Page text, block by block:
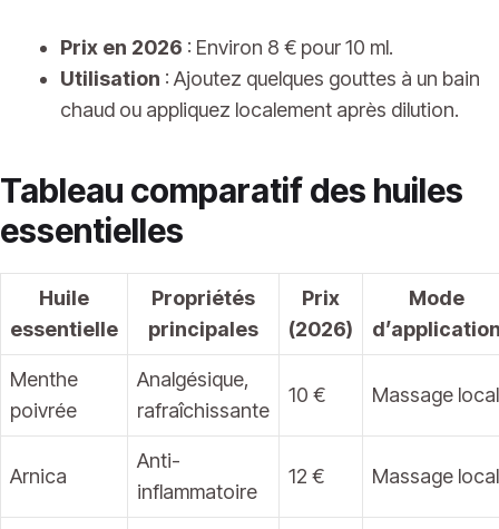
Prix en 2026 : Environ 8 € pour 10 ml.
Utilisation : Ajoutez quelques gouttes à un bain
chaud ou appliquez localement après dilution.
Tableau comparatif des huiles
essentielles
Huile
essentielle
Propriétés
principales
Prix
(2026)
Mode
Menthe
poivrée
Analgésique,
rafraîchissante
10 € Massage local
Arnica
Anti-
inflammatoire
12 € Massage local